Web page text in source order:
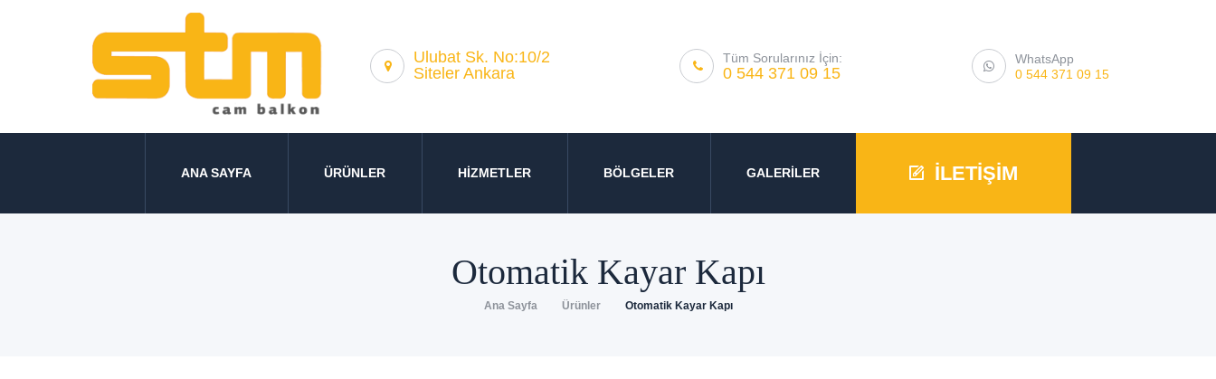
Ulubat Sk. No:10/2
Siteler Ankara
Tüm Sorularınız İçin:
0 544 371 09 15
WhatsApp
0 544 371 09 15
ANA SAYFA ÜRÜNLER HİZMETLER BÖLGELER GALERİLER İLETİŞİM
Otomatik Kayar Kapı
Ana Sayfa Ürünler Otomatik Kayar Kapı